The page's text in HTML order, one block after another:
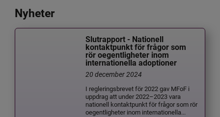
Nyheter
Slutrapport - Nationell
kontaktpunkt för frågor som
rör oegentligheter inom
internationella adoptioner
20 december 2024
I regleringsbrevet för 2022 gav MFoF i
uppdrag att under 2022–2023 vara
nationell kontaktpunkt för frågor som rör
oegentligheter inom internationella...